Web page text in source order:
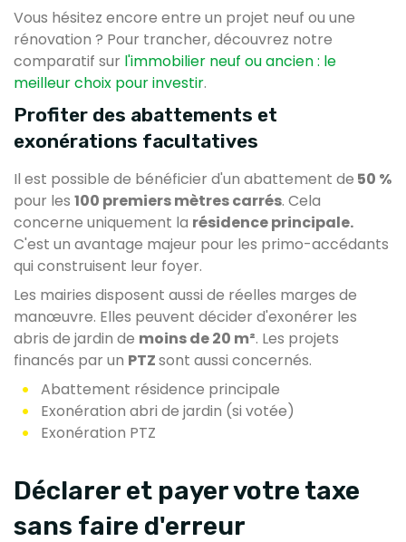
Vous hésitez encore entre un projet neuf ou une
rénovation ? Pour trancher, découvrez notre
comparatif sur l'immobilier neuf ou ancien : le
meilleur choix pour investir.
Profiter des abattements et
exonérations facultatives
Il est possible de bénéficier d'un abattement de 50 %
pour les 100 premiers mètres carrés. Cela
concerne uniquement la résidence principale.
C'est un avantage majeur pour les primo-accédants
qui construisent leur foyer.
Les mairies disposent aussi de réelles marges de
manœuvre. Elles peuvent décider d'exonérer les
abris de jardin de moins de 20 m². Les projets
financés par un PTZsont aussi concernés.
Abattement résidence principale
Exonération abri de jardin (si votée)
Exonération PTZ
Déclarer et payer votre taxe
sans faire d'erreur